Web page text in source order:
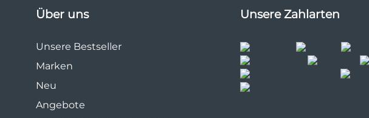
Über uns
Unsere Bestseller
Marken
Neu
Angebote
Unsere Zahlarten